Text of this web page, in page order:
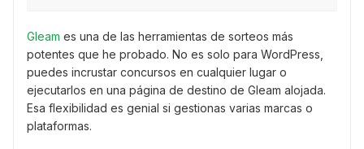
Gleam es una de las herramientas de sorteos más
potentes que he probado. No es solo para WordPress,
puedes incrustar concursos en cualquier lugar o
ejecutarlos en una página de destino de Gleam alojada.
Esa flexibilidad es genial si gestionas varias marcas o
plataformas.